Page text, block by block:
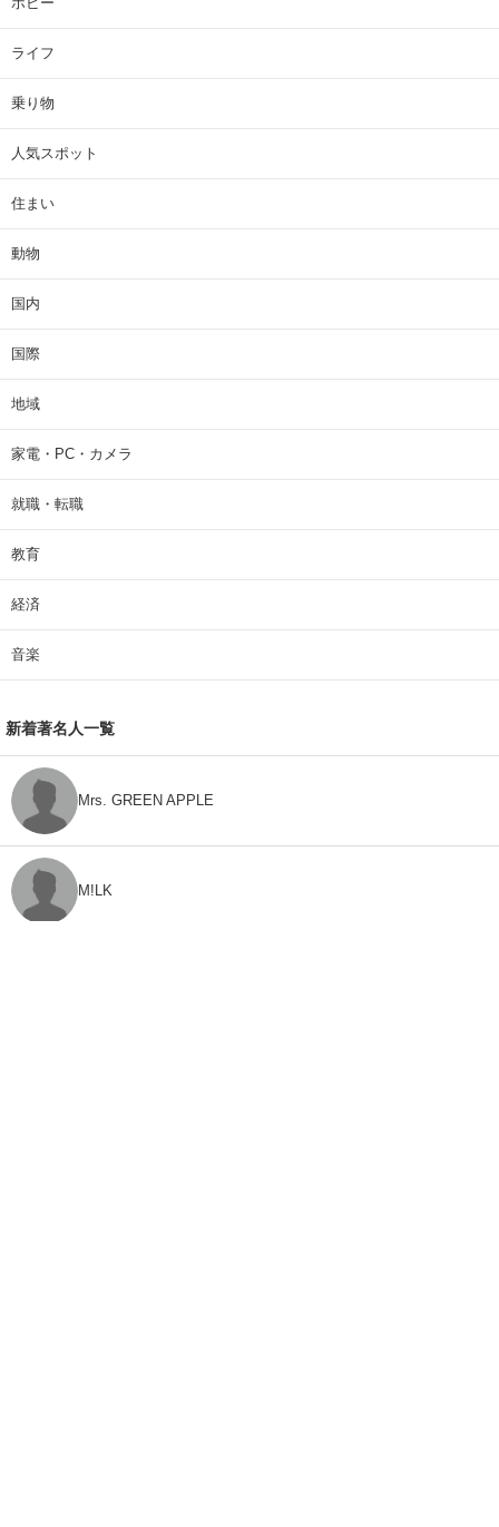
ライフ
乗り物
人気スポット
住まい
動物
国内
国際
地域
家電・PC・カメラ
就職・転職
教育
経済
音楽
新着著名人一覧
Mrs. GREEN APPLE
M!LK